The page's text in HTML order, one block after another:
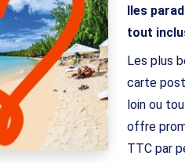
Iles
tout
Les plus
carte
loin ou
offre
TTC par